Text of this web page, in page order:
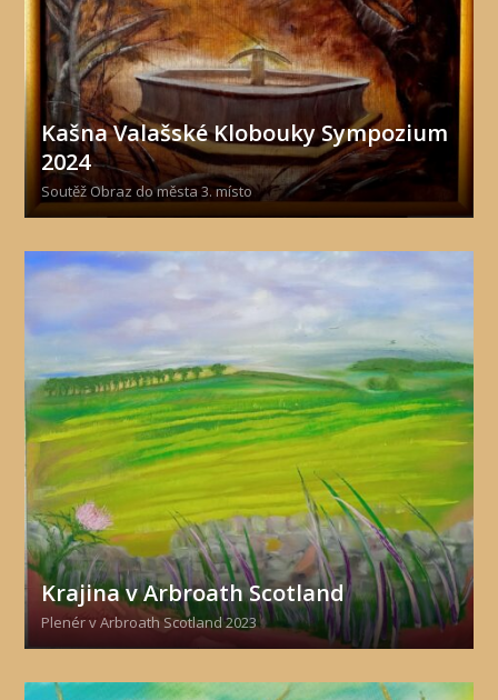
Kašna Valašské Klobouky Sympozium
2024
Soutěž Obraz do města 3. místo
Krajina v Arbroath Scotland
Plenér v Arbroath Scotland 2023